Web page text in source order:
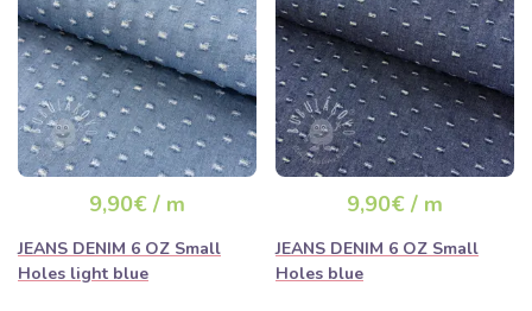
9,90€ / m
JEANS DENIM 6 OZ Small
Holes light blue
9,90€ / m
JEANS DENIM 6 OZ Small
Holes blue